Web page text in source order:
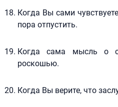
Когда Вы сами
пора отпустить.
Когда сама мысль о
роскошью.
Когда Вы верите, что